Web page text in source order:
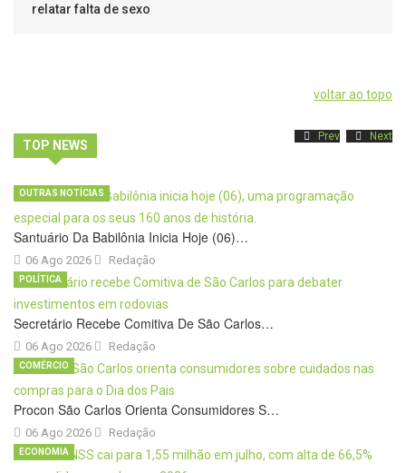
relatar falta de sexo
voltar ao topo
TOP NEWS
Prev Next
Santuário Da Babilônia Inicia Hoje (06)…
06 Ago 2026
OUTRAS NOTÍCIAS
Redação
Secretário Recebe Comitiva De São Carlos…
06 Ago 2026
POLÍTICA
Redação
Procon São Carlos Orienta Consumidores S…
06 Ago 2026
COMÉRCIO
Redação
ECONOMIA